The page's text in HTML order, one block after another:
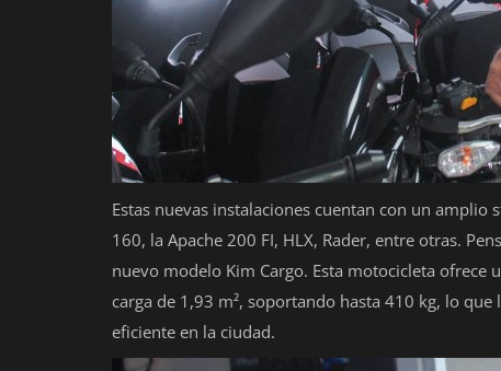
Estas nuevas instalaciones cuentan con un
160, la Apache 200 FI, HLX, Rader, entre otras.
nuevo modelo Kim Cargo. Esta motocicleta ofrece
carga de 1,93 m², soportando hasta 410 kg, lo
eficiente en la ciudad.